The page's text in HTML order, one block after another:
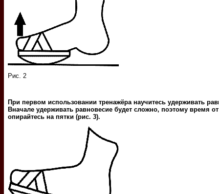
Рис. 2
При первом использовании тренажёра научитесь удерживать
Вначале удерживать равновесие будет сложно, поэтому время
опирайтесь на пятки (рис. 3).